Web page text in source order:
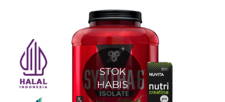
STOK
HABIS